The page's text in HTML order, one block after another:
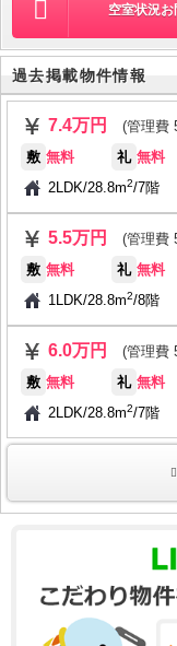
空室状況
過去掲載物件情報
7.4万円
(管理費
敷 無料 礼 無料
2LDK/28.8m2/7階
5.5万円
(管理費
敷 無料 礼 無料
1LDK/28.8m2/8階
6.0万円
(管理費
敷 無料 礼 無料
2LDK/28.8m2/7階